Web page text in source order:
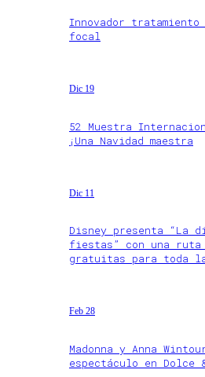
Innovador
focal
Dic 19
52 Muestra
¡Una Navidad maestra
Dic 11
Disney presenta “La
fiestas” con una ruta
gratuitas para toda
Feb 28
Madonna y Anna
espectáculo en Dolce